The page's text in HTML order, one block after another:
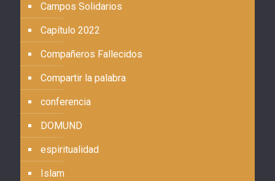
Campos Solidarios
Capítulo 2022
Compañeros Fallecidos
Compartir la palabra
conferencia
DOMUND
espiritualidad
Islam